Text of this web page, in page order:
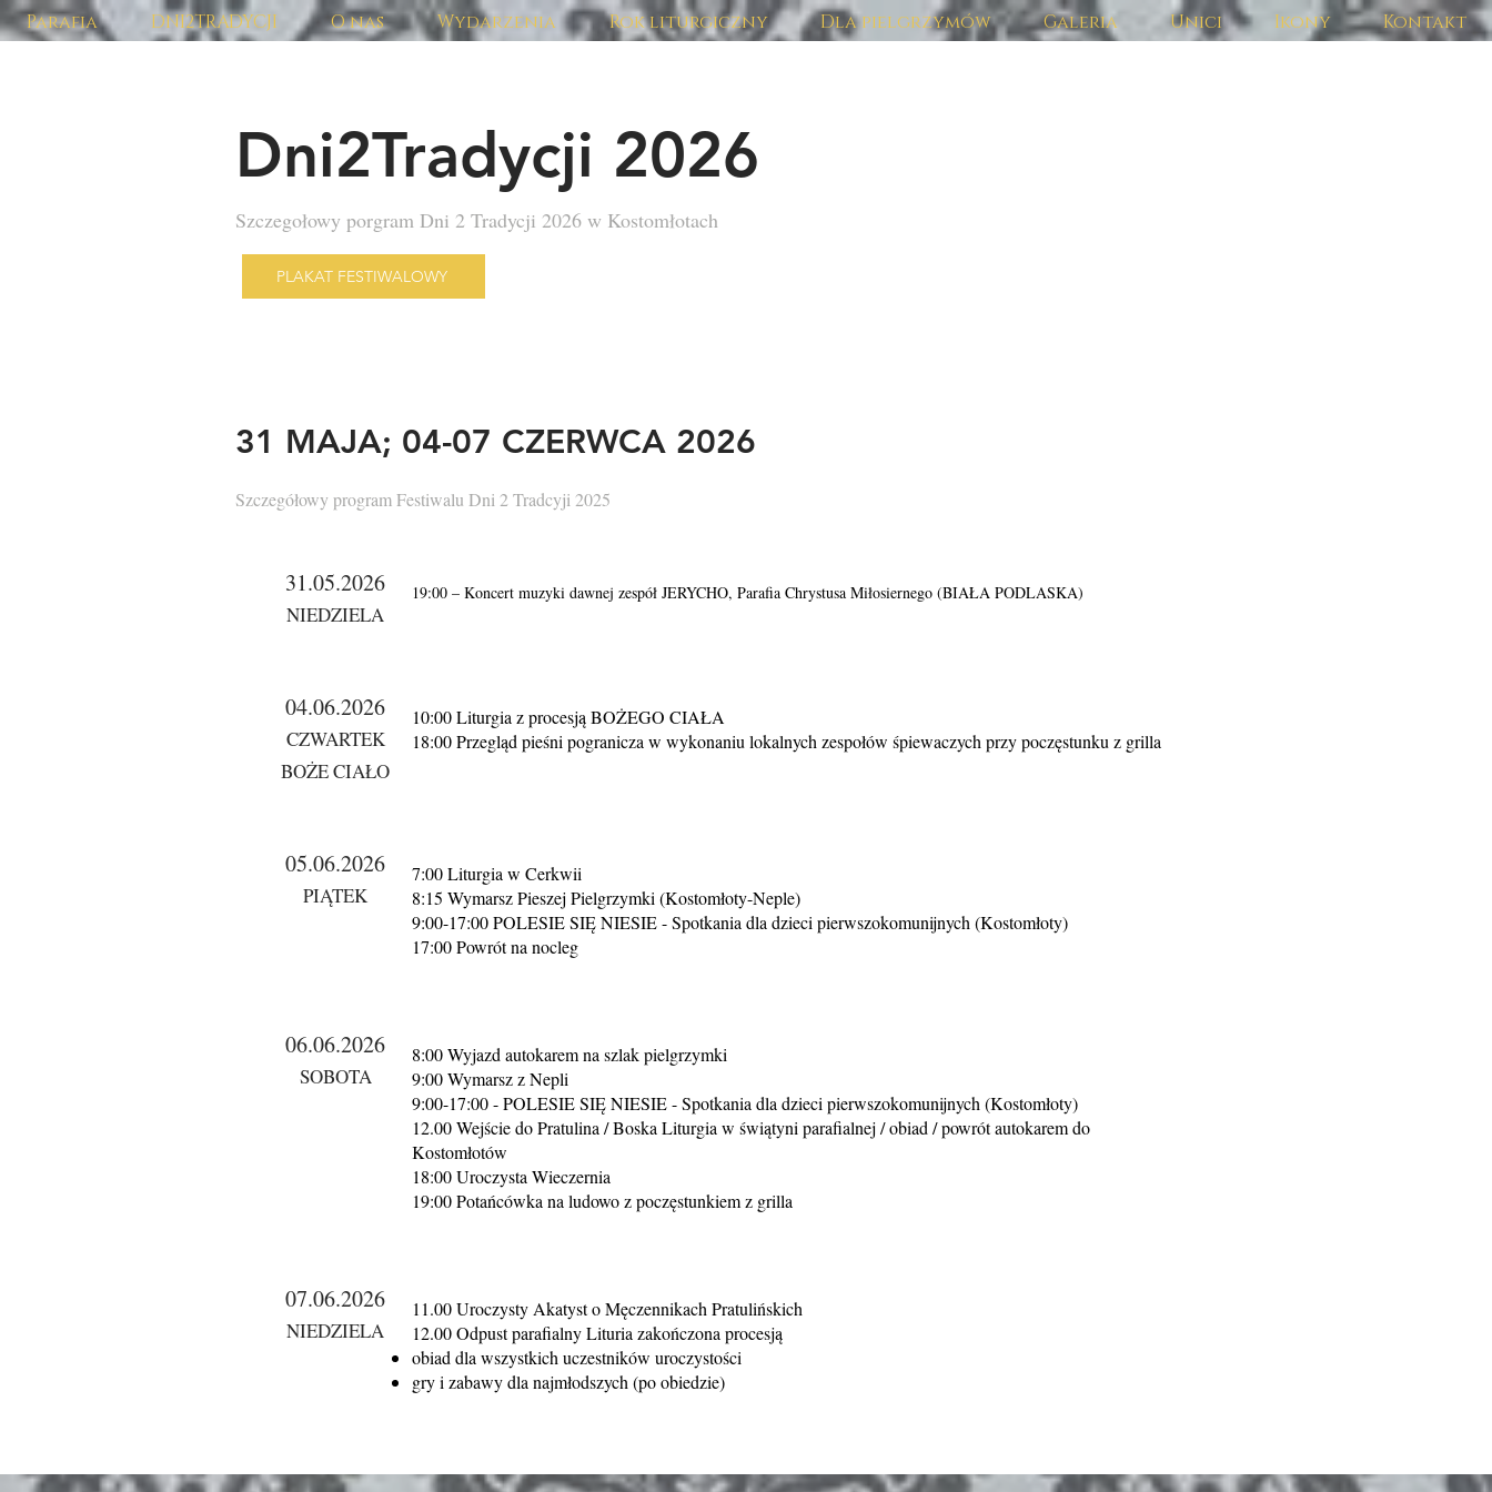
Parafia DNI2TRADYCJI O nas Wydarzenia Rok liturgiczny Dla pielgrzymów Galeria Unici Ikony Kontakt
Dni2Tradycji 2026
Szczegołowy porgram Dni 2 Tradycji 2026 w Kostomłotach
PLAKAT FESTIWALOWY
31 MAJA; 04-07 CZERWCA 2026
Szczegółowy program Festiwalu Dni 2 Tradcyji 2025
31.05.2026
NIEDZIELA
19:00 – Koncert muzyki dawnej zespół JERYCHO, Parafia Chrystusa Miłosiernego (BIAŁA PODLASKA)
04.06.2026
CZWARTEK
BOŻE CIAŁO
10:00 Liturgia z procesją BOŻEGO CIAŁA
18:00 Przegląd pieśni pogranicza w wykonaniu lokalnych zespołów śpiewaczych przy poczęstunku z grilla
05.06.2026
PIĄTEK
7:00 Liturgia w Cerkwii
8:15 Wymarsz Pieszej Pielgrzymki (Kostomłoty-Neple)
9:00-17:00 POLESIE SIĘ NIESIE - Spotkania dla dzieci pierwszokomunijnych (Kostomłoty)
17:00 Powrót na nocleg
06.06.2026
SOBOTA
8:00 Wyjazd autokarem na szlak pielgrzymki
9:00 Wymarsz z Nepli
9:00-17:00 - POLESIE SIĘ NIESIE - Spotkania dla dzieci pierwszokomunijnych (Kostomłoty)
12.00 Wejście do Pratulina / Boska Liturgia w świątyni parafialnej / obiad / powrót autokarem do
Kostomłotów
18:00 Uroczysta Wieczernia
19:00 Potańcówka na ludowo z poczęstunkiem z grilla
07.06.2026
NIEDZIELA
11.00 Uroczysty Akatyst o Męczennikach Pratulińskich
12.00 Odpust parafialny Lituria zakończona procesją
obiad dla wszystkich uczestników uroczystości
gry i zabawy dla najmłodszych (po obiedzie)